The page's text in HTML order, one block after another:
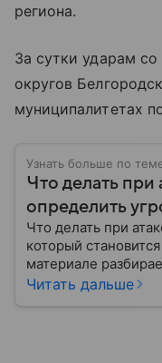
региона.
За сутки ударам
округов
муниципалитетах
Узнать больше по
Что делать при
определить
Что делать при
который
материале
как распознать
Читать дальше